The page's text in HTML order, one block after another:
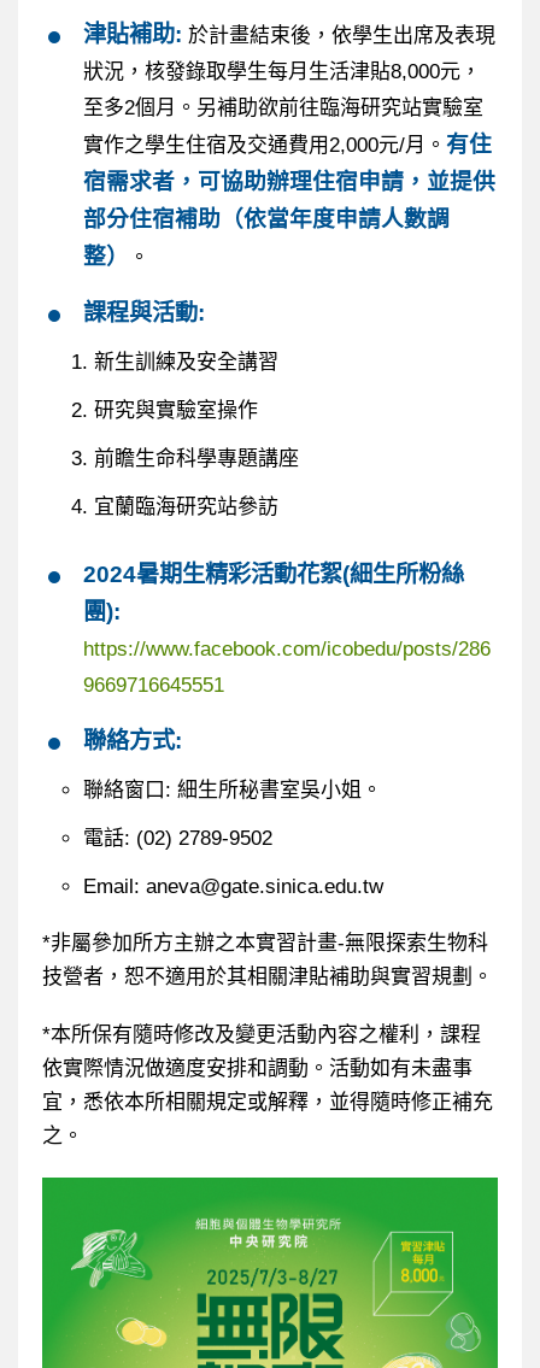
津貼補助: 於計畫結束後，依學生出席及表現
狀況，核發錄取學生每月生活津貼8,000元，
至多2個月。另補助欲前往臨海研究站實驗室
實作之學生住宿及交通費用2,000元/月。 有住
宿需求者，可協助辦理住宿申請，並提供
部分住宿補助（依當年度申請人數調
整）
。
課程與活動:
新生訓練及安全講習
研究與實驗室操作
前瞻生命科學專題講座
宜蘭臨海研究站參訪
2024暑期生精彩活動花絮(細生所粉絲
團):
https://www.facebook.com/icobedu/posts/286
9669716645551
聯絡方式:
聯絡窗口: 細生所秘書室吳小姐。
電話: (02) 2789-9502
Email: aneva@gate.sinica.edu.tw
*非屬參加所方主辦之本實習計畫-無限探索生物科
技營者，恕不適用於其相關津貼補助與實習規劃。
*本所保有隨時修改及變更活動內容之權利，課程
依實際情況做適度安排和調動。活動如有未盡事
宜，悉依本所相關規定或解釋，並得隨時修正補充
之。